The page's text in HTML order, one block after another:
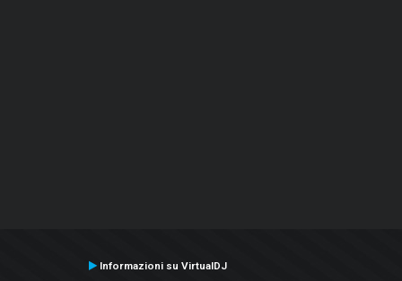
Informazioni su VirtualDJ